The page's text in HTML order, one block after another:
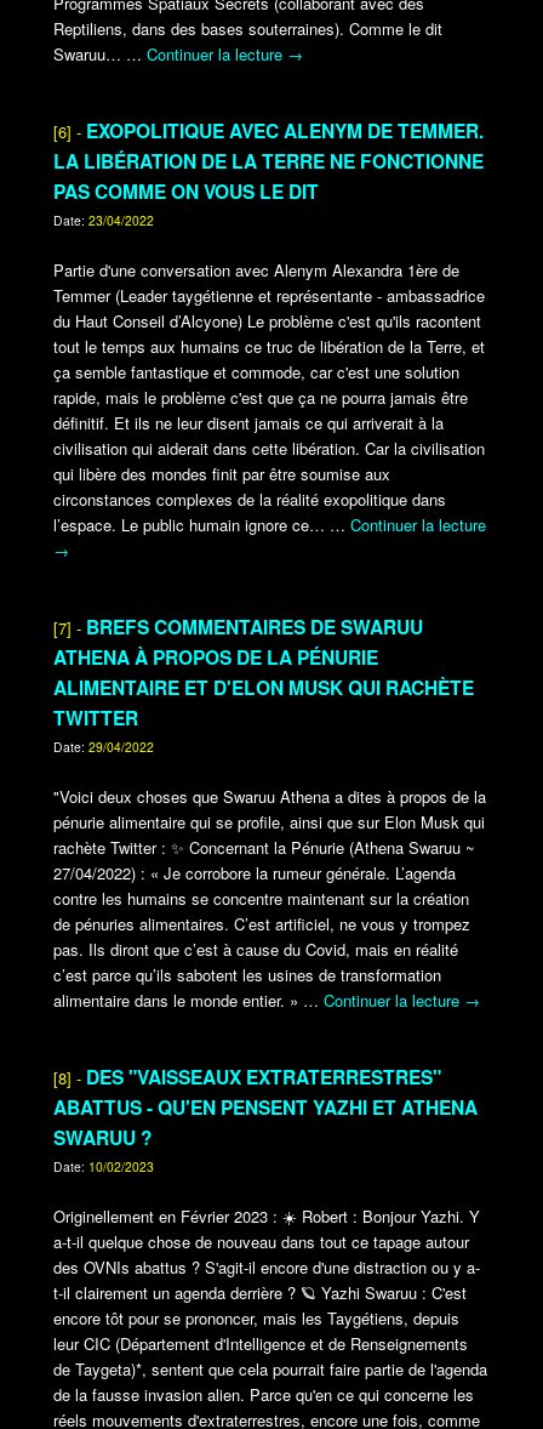
Reptiliens, dans des bases souterraines). Comme le dit
Swaruu… …Continuer la lecture →
[6] - EXOPOLITIQUE AVEC ALENYM DE TEMMER.
LA LIBÉRATION DE LA TERRE NE FONCTIONNE
PAS COMME ON VOUS LE DIT
Date:23/04/2022
Partie d'une conversation avec Alenym Alexandra 1ère de
Temmer (Leader taygétienne et représentante - ambassadrice
du Haut Conseil d’Alcyone) Le problème c'est qu'ils racontent
tout le temps aux humains ce truc de libération de la Terre, et
ça semble fantastique et commode, car c'est une solution
rapide, mais le problème c'est que ça ne pourra jamais être
définitif. Et ils ne leur disent jamais ce qui arriverait à la
civilisation qui aiderait dans cette libération. Car la civilisation
qui libère des mondes finit par être soumise aux
circonstances complexes de la réalité exopolitique dans
l’espace. Le public humain ignore ce… …Continuer la lecture
→
[7] - BREFS COMMENTAIRES DE SWARUU
ATHENA À PROPOS DE LA PÉNURIE
ALIMENTAIRE ET D'ELON MUSK QUI RACHÈTE
TWITTER
Date:29/04/2022
"Voici deux choses que Swaruu Athena a dites à propos de la
pénurie alimentaire qui se profile, ainsi que sur Elon Musk qui
rachète Twitter :✨ Concernant la Pénurie (Athena Swaruu ~
27/04/2022) : « Je corrobore la rumeur générale. L’agenda
contre les humains se concentre maintenant sur la création
de pénuries alimentaires. C’est artificiel, ne vous y trompez
pas. Ils diront que c’est à cause du Covid, mais en réalité
c’est parce qu’ils sabotent les usines de transformation
alimentaire dans le monde entier. » …Continuer la lecture →
[8] - DES "VAISSEAUX EXTRATERRESTRES"
ABATTUS - QU'EN PENSENT YAZHI ET ATHENA
SWARUU ?
Date: 10/02/2023
Originellement en Février 2023 :☀️ Robert : Bonjour Yazhi. Y
a-t-il quelque chose de nouveau dans tout ce tapage autour
des OVNIs abattus ? S'agit-il encore d'une distraction ou y a-
t-il clairement un agenda derrière ? 🪐 Yazhi Swaruu : C'est
encore tôt pour se prononcer, mais les Taygétiens, depuis
leur CIC (Département d'Intelligence et de Renseignements
de Taygeta)*, sentent que cela pourrait faire partie de l'agenda
de la fausse invasion alien. Parce qu'en ce qui concerne les
réels mouvements d'extraterrestres, encore une fois, comme